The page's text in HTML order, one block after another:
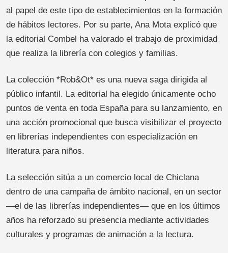
al papel de este tipo de establecimientos en la formación
de hábitos lectores. Por su parte, Ana Mota explicó que
la editorial Combel ha valorado el trabajo de proximidad
que realiza la librería con colegios y familias.
La colección *Rob&Ot* es una nueva saga dirigida al
público infantil. La editorial ha elegido únicamente ocho
puntos de venta en toda España para su lanzamiento, en
una acción promocional que busca visibilizar el proyecto
en librerías independientes con especialización en
literatura para niños.
La selección sitúa a un comercio local de Chiclana
dentro de una campaña de ámbito nacional, en un sector
—el de las librerías independientes— que en los últimos
años ha reforzado su presencia mediante actividades
culturales y programas de animación a la lectura.